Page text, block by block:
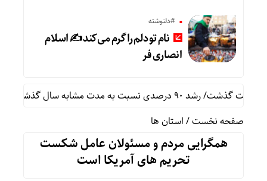
#دلنوشته
نام تو دلم را گرم می‌کند ✍️ اسلام
انصاری فر
صفحه نخست/استان ها
همگرایی مردم و مسئولان عامل شکست
تحریم های آمریکا است